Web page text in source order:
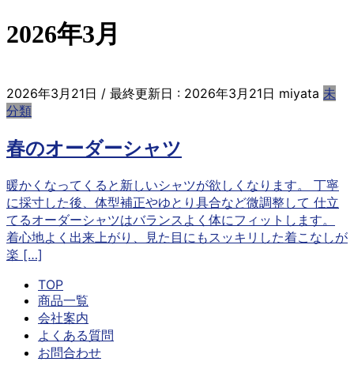
2026年3月
2026年3月21日 / 最終更新日 : 2026年3月21日 miyata 未
分類
春のオーダーシャツ
暖かくなってくると新しいシャツが欲しくなります。 丁寧
に採寸した後、体型補正やゆとり具合など微調整して 仕立
てるオーダーシャツはバランスよく体にフィットします。
着心地よく出来上がり、見た目にもスッキリした着こなしが
楽 […]
TOP
商品一覧
会社案内
よくある質問
お問合わせ